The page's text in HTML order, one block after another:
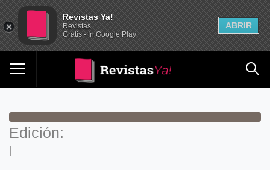
Edición:
|
Revistas Ya!
Revistas
Gratis - In Google Play
ABRIR